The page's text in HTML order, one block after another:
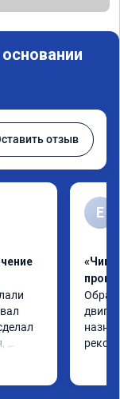
отзыв
газа
Е
«Чип